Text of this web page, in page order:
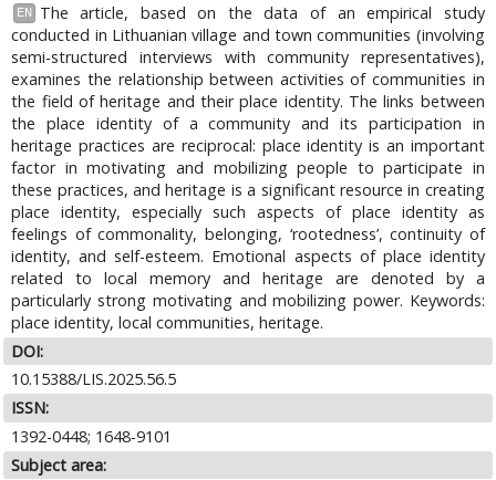
EN
The article, based on the data of an empirical study
conducted in Lithuanian village and town communities (involving
semi-structured interviews with community representatives),
examines the relationship between activities of communities in
the field of heritage and their place identity. The links between
the place identity of a community and its participation in
heritage practices are reciprocal: place identity is an important
factor in motivating and mobilizing people to participate in
these practices, and heritage is a significant resource in creating
place identity, especially such aspects of place identity as
feelings of commonality, belonging, ‘rootedness’, continuity of
identity, and self-esteem. Emotional aspects of place identity
related to local memory and heritage are denoted by a
particularly strong motivating and mobilizing power. Keywords:
place identity, local communities, heritage.
DOI:
10.15388/LIS.2025.56.5
ISSN:
1392-0448; 1648-9101
Subject area: